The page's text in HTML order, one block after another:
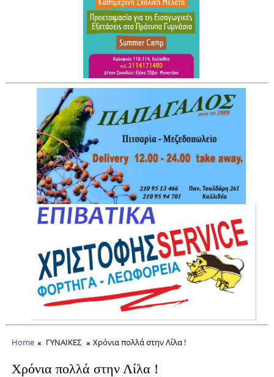
Home ΓΥΝΑΙΚΕΣ Χρόνια πολλά στην Λίλα !
Χρόνια πολλά στην Λίλα !